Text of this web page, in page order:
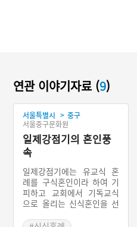
연관 이야기자료 (9)
서울특별시 > 중구
서울중구문화원
일제강점기의 혼인풍
속
일제강점기에는 유교식 혼
례를 구식혼인이라 하여 기
피하고 교회에서 기독교식
으로 올리는 신식혼인을 선